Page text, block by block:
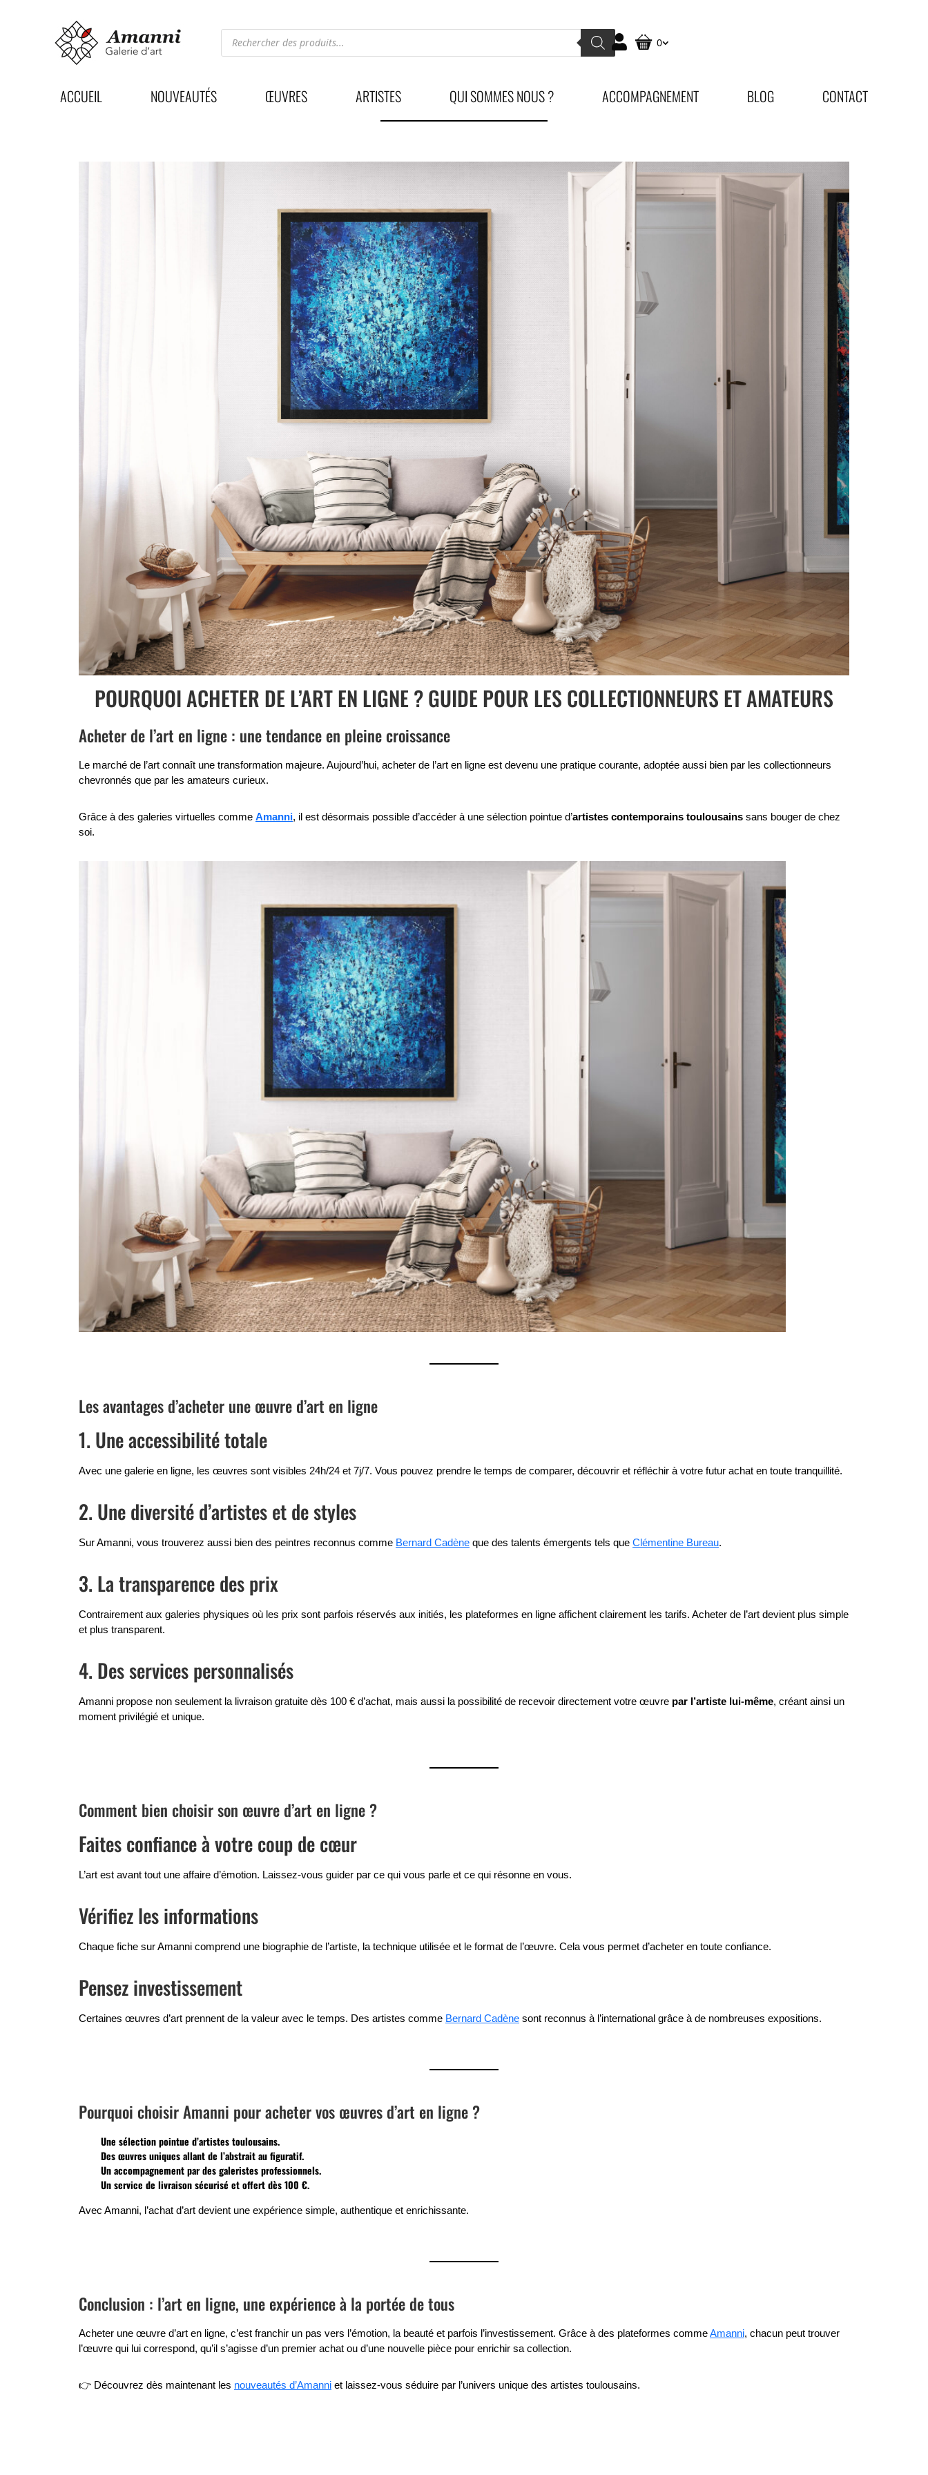
Recherche
produits
0
ACCUEIL NOUVEAUTÉS ŒUVRES ARTISTES QUI SOMMES NOUS ? ACCOMPAGNEMENT BLOG CONTACT
POURQUOI ACHETER DE L’ART EN LIGNE ? GUIDE POUR LES COLLECTIONNEURS ET AMATEURS
Acheter de l’art en ligne : une tendance en pleine croissance
Le marché de l’art connaît une transformation majeure. Aujourd’hui, acheter de l’art en ligne est devenu une pratique courante, adoptée aussi bien par les collectionneurs
chevronnés que par les amateurs curieux.
Grâce à des galeries virtuelles comme Amanni, il est désormais possible d’accéder à une sélection pointue d’artistes contemporains toulousains sans bouger de chez
soi.
Les avantages d’acheter une œuvre d’art en ligne
1. Une accessibilité totale
Avec une galerie en ligne, les œuvres sont visibles 24h/24 et 7j/7. Vous pouvez prendre le temps de comparer, découvrir et réfléchir à votre futur achat en toute tranquillité.
2. Une diversité d’artistes et de styles
Sur Amanni, vous trouverez aussi bien des peintres reconnus comme Bernard Cadène que des talents émergents tels que Clémentine Bureau.
3. La transparence des prix
Contrairement aux galeries physiques où les prix sont parfois réservés aux initiés, les plateformes en ligne affichent clairement les tarifs. Acheter de l’art devient plus simple
et plus transparent.
4. Des services personnalisés
Amanni propose non seulement la livraison gratuite dès 100 € d’achat, mais aussi la possibilité de recevoir directement votre œuvre par l’artiste lui-même, créant ainsi un
moment privilégié et unique.
Comment bien choisir son œuvre d’art en ligne ?
Faites confiance à votre coup de cœur
L’art est avant tout une affaire d’émotion. Laissez-vous guider par ce qui vous parle et ce qui résonne en vous.
Vérifiez les informations
Chaque fiche sur Amanni comprend une biographie de l’artiste, la technique utilisée et le format de l’œuvre. Cela vous permet d’acheter en toute confiance.
Pensez investissement
Certaines œuvres d’art prennent de la valeur avec le temps. Des artistes comme Bernard Cadène sont reconnus à l’international grâce à de nombreuses expositions.
Pourquoi choisir Amanni pour acheter vos œuvres d’art en ligne ?
Une sélection pointue d’artistes toulousains.
Desœuvres uniquesallant de l’abstrait au figuratif.
Un accompagnement par desgaleristes professionnels.
Un service de livraison sécurisé et offert dès 100 €.
Avec Amanni, l’achat d’art devient une expérience simple, authentique et enrichissante.
Conclusion : l’art en ligne, une expérience à la portée de tous
Acheter une œuvre d’art en ligne, c’est franchir un pas vers l’émotion, la beauté et parfois l’investissement. Grâce à des plateformes commeAmanni, chacun peut trouver
l’œuvre qui lui correspond, qu’il s’agisse d’un premier achat ou d’une nouvelle pièce pour enrichir sa collection.
👉 Découvrez dès maintenant les nouveautés d’Amanni et laissez-vous séduire par l’univers unique des artistes toulousains.